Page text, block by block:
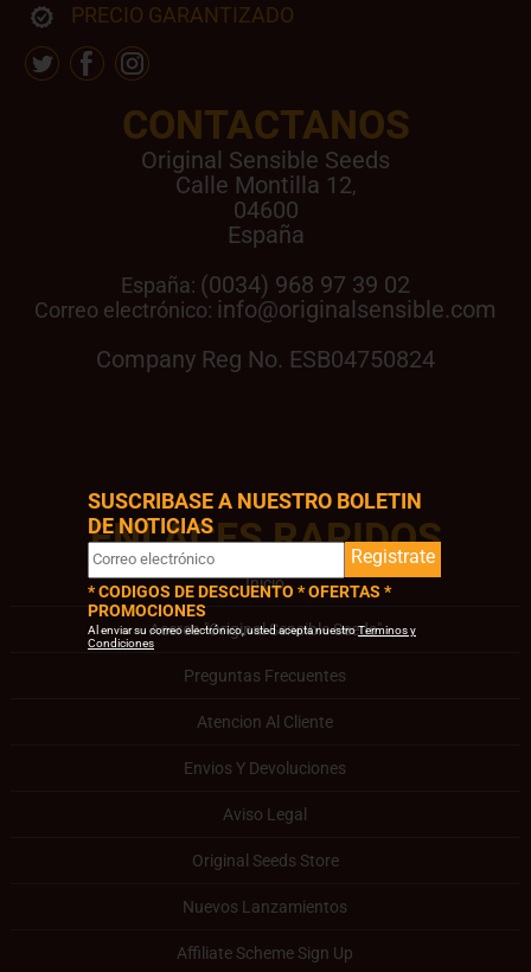
ENLACES RAPIDOS
Inicio
Acerca "Original Sensible Seeds"
Preguntas Frecuentes
Atencion Al Cliente
Envios Y Devoluciones
Aviso Legal
Original Seeds Store
Nuevos Lanzamientos
Affiliate Scheme Sign Up
CONTACTANOS
Original Sensible Seeds
Calle Montilla 12,
04600
España
España: (0034) 968 97 39 02
Correo electrónico: info@originalsensible.com
Company Reg No. ESB04750824
PRECIO GARANTIZADO
SUSCRIBASE A NUESTRO BOLETIN
DE NOTICIAS
Registrate
* CODIGOS DE DESCUENTO * OFERTAS *
PROMOCIONES
Al enviar su correo electrónico, usted acepta nuestroTerminos y
Condiciones